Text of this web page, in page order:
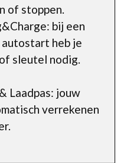
of stoppen.
bij een
heb je
sleutel nodig.
Laadpas: jouw
verrekenen